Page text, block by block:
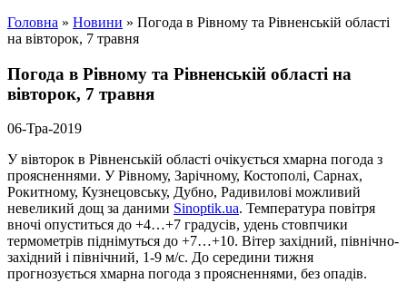
Головна » Новини » Погода в Рівному та Рівненській області
на вівторок, 7 травня
Погода в Рівному та Рівненській області на
вівторок, 7 травня
06-Тра-2019
У вівторок в Рівненській області очікується хмарна погода з
проясненнями. У Рівному, Зарічному, Костополі, Сарнах,
Рокитному, Кузнецовську, Дубно, Радивилові можливий
невеликий дощ за даними Sinoptik.ua. Температура повітря
вночі опуститься до +4…+7 градусів, удень стовпчики
термометрів піднімуться до +7…+10. Вітер західний, північно-
західний і північний, 1-9 м/с. До середини тижня
прогнозується хмарна погода з проясненнями, без опадів.